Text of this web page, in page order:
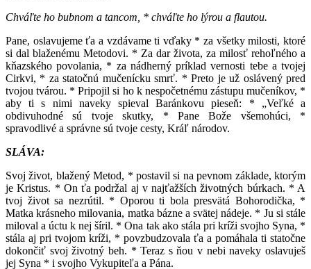
Chváľte ho bubnom a tancom, * chváľte ho lýrou a flautou.
Pane, oslavujeme ťa a vzdávame ti vďaky * za všetky milosti, ktoré
si dal blaženému Metodovi. * Za dar života, za milosť rehoľného a
kňazského povolania, * za nádherný príklad vernosti tebe a tvojej
Cirkvi, * za statočnú mučenícku smrť. * Preto je už oslávený pred
tvojou tvárou. * Pripojil si ho k nespočetnému zástupu mučeníkov, *
aby ti s nimi naveky spieval Baránkovu pieseň: * „Veľké a
obdivuhodné sú tvoje skutky, * Pane Bože všemohúci, *
spravodlivé a správne sú tvoje cesty, Kráľ národov.
SLÁVA:
Svoj život, blažený Metod, * postavil si na pevnom základe, ktorým
je Kristus. * On ťa podržal aj v najťažších životných búrkach. * A
tvoj život sa nezrútil. * Oporou ti bola presvätá Bohorodička, *
Matka krásneho milovania, matka bázne a svätej nádeje. * Ju si stále
miloval a úctu k nej šíril. * Ona tak ako stála pri kríži svojho Syna, *
stála aj pri tvojom kríži, * povzbudzovala ťa a pomáhala ti statočne
dokončiť svoj životný beh. * Teraz s ňou v nebi naveky oslavuješ
jej Syna * i svojho Vykupiteľa a Pána.